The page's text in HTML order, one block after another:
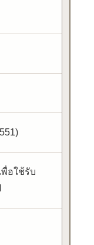
พื่อใช้รับ